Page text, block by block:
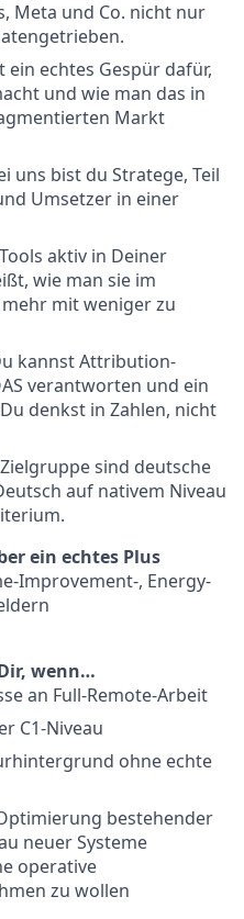
Meta und Co. nicht nur
echtes Gespür dafür,
und wie man das in
Markt
uns bist du Stratege, Teil
Umsetzer in einer
aktiv in Deiner
wie man sie im
mit weniger zu
kannst Attribution-
verantworten und ein
denkst in Zahlen, nicht
sind deutsche
auf nativem Niveau
ein echtes Plus
Improvement-, Energy-
wenn…
an Full-Remote-Arbeit
C1-Niveau
ohne echte
bestehender
neuer Systeme
operative
zu wollen